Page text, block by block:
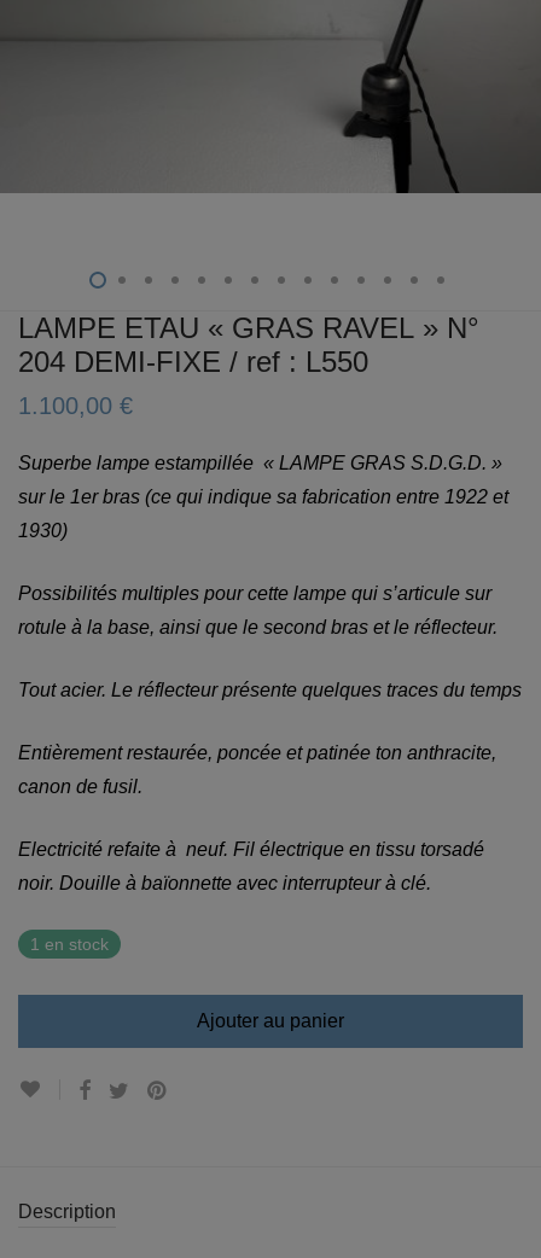
LAMPE ETAU « GRAS RAVEL » N°
204 DEMI-FIXE / ref : L550
1.100,00 €
Superbe lampe estampillée « LAMPE GRAS S.D.G.D. »
sur le 1er bras (ce qui indique sa fabrication entre 1922 et
1930)
Possibilités multiples pour cette lampe qui s’articule sur
rotule à la base, ainsi que le second bras et le réflecteur.
Tout acier. Le réflecteur présente quelques traces du temps
Entièrement restaurée, poncée et patinée ton anthracite,
canon de fusil.
Electricité refaite à neuf. Fil électrique en tissu torsadé
noir. Douille à baïonnette avec interrupteur à clé.
1 en stock
Ajouter au panier
Description